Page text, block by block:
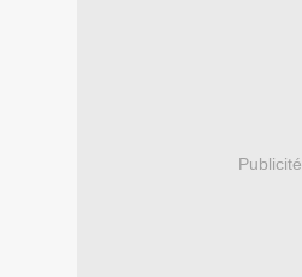
Publicité